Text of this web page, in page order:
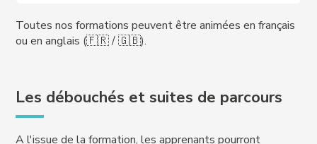
Toutes nos formations peuvent être animées en français
ou en anglais (🇫🇷 / 🇬🇧).
Les débouchés et suites de parcours
A l'issue de la formation, les apprenants pourront